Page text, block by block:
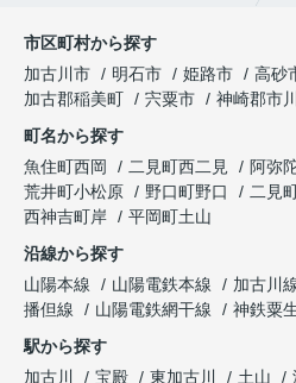
市区町村から探す
加古川市
明石市 姫路市 高砂
加古郡稲美町
宍粟市
神崎郡市
町名から探す
魚住町西岡
二見町西二見 阿弥
荒井町小松原
野口町野口 二見
西神吉町岸
平岡町土山
沿線から探す
山陽本線
山陽電鉄本線 加古川
播但線
山陽電鉄網干線
神鉄粟
駅から探す
加古川
宝殿 東加古川 土山